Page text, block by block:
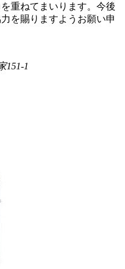
重ねてまいります。今後
を賜りますようお願い申
151-1